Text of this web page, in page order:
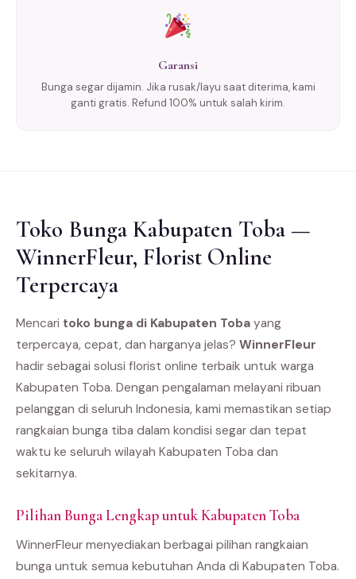
Garansi
Bunga segar dijamin. Jika rusak/layu saat diterima, kami
ganti gratis. Refund 100% untuk salah kirim.
Toko Bunga Kabupaten Toba —
WinnerFleur, Florist Online
Terpercaya
Mencari toko bunga di Kabupaten Toba yang
terpercaya, cepat, dan harganya jelas? WinnerFleur
hadir sebagai solusi florist online terbaik untuk warga
Kabupaten Toba. Dengan pengalaman melayani ribuan
pelanggan di seluruh Indonesia, kami memastikan setiap
rangkaian bunga tiba dalam kondisi segar dan tepat
waktu ke seluruh wilayah Kabupaten Toba dan
sekitarnya.
Pilihan Bunga Lengkap untuk Kabupaten Toba
WinnerFleur menyediakan berbagai pilihan rangkaian
bunga untuk semua kebutuhan Anda di Kabupaten Toba.